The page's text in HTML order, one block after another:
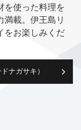
を使った料理を
満載。伊王島リ
をお楽しみくだ
ナガサキ）